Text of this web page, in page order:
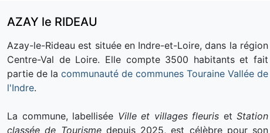
AZAY le RIDEAU
Azay-le-Rideau est située en Indre-et-Loire, dans la région
Centre-Val de Loire. Elle compte 3500 habitants et fait
partie de la communauté de communes Touraine Vallée de
l'Indre.
La commune, labellisée Ville et villages fleuris et Station
classée de Tourismedepuis 2025, est célèbre pour son